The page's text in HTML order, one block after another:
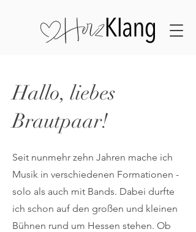
Hallo, liebes
Brautpaar!
Seit nunmehr zehn Jahren mache ich
Musik in verschiedenen Formationen -
solo als auch mit Bands. Dabei durfte
ich schon auf den großen und kleinen
Bühnen rund um Hessen stehen. Ob